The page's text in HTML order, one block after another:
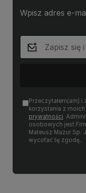
Wpisz adres e-
Przeczytałem(am)
korzystania z
prywatności.
osobowych jest
Mateusz Mazur Sp.
wycofać tę zgodę.